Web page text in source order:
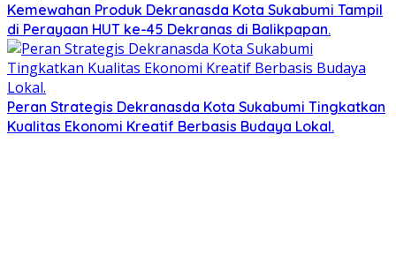
Kemewahan Produk Dekranasda Kota Sukabumi Tampil
di Perayaan HUT ke-45 Dekranas di Balikpapan.
Peran Strategis Dekranasda Kota Sukabumi Tingkatkan
Kualitas Ekonomi Kreatif Berbasis Budaya Lokal.